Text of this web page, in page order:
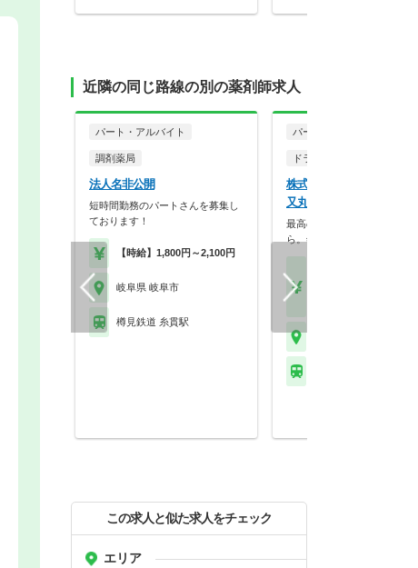
近隣の同じ路線の別の薬剤師求人
パート・アルバイト
調剤薬局
法人名非公開
短時間勤務のパートさんを募集し
ております！
【時給】1,800円～2,100円
岐阜県 岐阜市
樽見鉄道 糸貫駅
パート・アルバイト
ドラッグストア（調剤併設
株式会社スギ薬局 スギ
又丸店
最高の服薬指導は、最高の休
ら。年2回の4連休、…
この求人と似た求人をチェック
エリア